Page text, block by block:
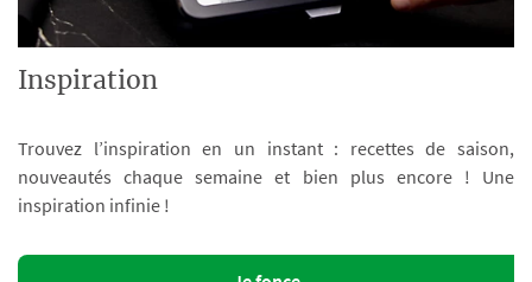
Inspiration
Trouvez l’inspiration en un instant : recettes de saison,
nouveautés chaque semaine et bien plus encore ! Une
inspiration infinie !